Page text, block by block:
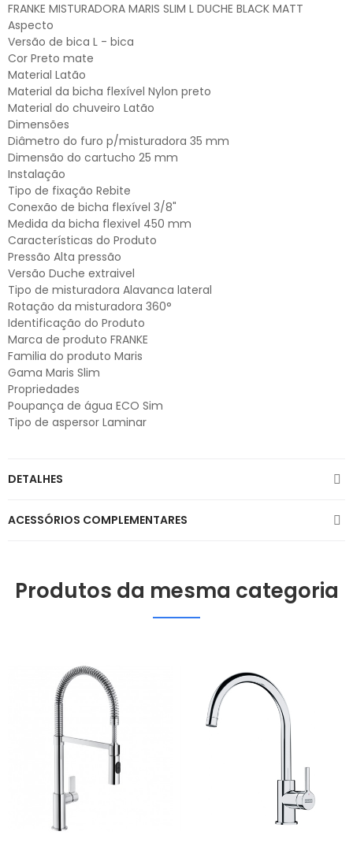
FRANKE MISTURADORA MARIS SLIM L DUCHE BLACK MATT
Aspecto
Versão de bica L - bica
Cor Preto mate
Material Latão
Material da bicha flexível Nylon preto
Material do chuveiro Latão
Dimensões
Diâmetro do furo p/misturadora 35 mm
Dimensão do cartucho 25 mm
Instalação
Tipo de fixação Rebite
Conexão de bicha flexível 3/8"
Medida da bicha flexivel 450 mm
Características do Produto
Pressão Alta pressão
Versão Duche extraivel
Tipo de misturadora Alavanca lateral
Rotação da misturadora 360°
Identificação do Produto
Marca de produto FRANKE
Familia do produto Maris
Gama Maris Slim
Propriedades
Poupança de água ECO Sim
Tipo de aspersor Laminar
DETALHES
ACESSÓRIOS COMPLEMENTARES
Produtos da mesma categoria